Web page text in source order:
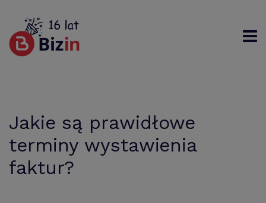
Jakie są prawidłowe
terminy wystawienia
faktur?